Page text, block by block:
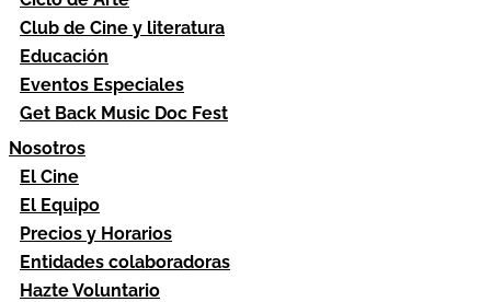
Club de Cine y literatura
Educación
Eventos Especiales
Get Back Music Doc Fest
Nosotros
El Cine
El Equipo
Precios y Horarios
Entidades colaboradoras
Hazte Voluntario